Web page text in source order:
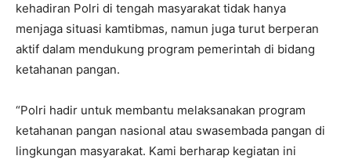
kehadiran Polri di tengah masyarakat tidak hanya
menjaga situasi kamtibmas, namun juga turut berperan
aktif dalam mendukung program pemerintah di bidang
ketahanan pangan.
“Polri hadir untuk membantu melaksanakan program
ketahanan pangan nasional atau swasembada pangan di
lingkungan masyarakat. Kami berharap kegiatan ini